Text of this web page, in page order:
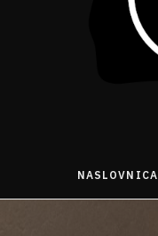
NASLOVNICA